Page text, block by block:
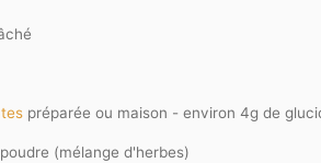
préparée ou maison - environ 4g de
(mélange d'herbes)